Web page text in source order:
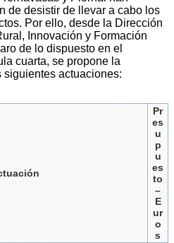
de desistir de llevar a cabo los
Por ello, desde la Dirección
Innovación y Formación
de lo dispuesto en el
cuarta, se propone la
actuaciones:
Pr
es
u
p
u
es
to
–
E
ur
o
s